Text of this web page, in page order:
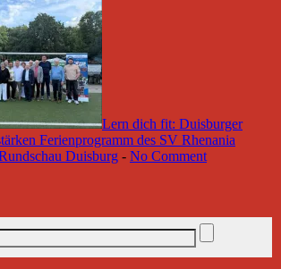
Lern dich fit: Duisburger
Ferienprogramm des SV Rhenania
Duisburg - No Comment